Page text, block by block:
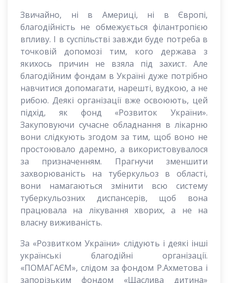
Звичайно, ні в Америці, ні в Європі,
благодійність не обмежується філантропією
впливу. І в суспільстві завжди буде потреба в
точковій допомозі тим, кого держава з
якихось причин не взяла під захист. Але
благодійним фондам в Україні дуже потрібно
навчитися допомагати, нарешті, вудкою, а не
рибою. Деякі організації вже освоюють, цей
підхід, як фонд «Розвиток України».
Закуповуючи сучасне обладнання в лікарню
вони слідкують згодом за тим, щоб воно не
простоювало даремно, а використовувалося
за призначенням. Прагнучи зменшити
захворюваність на туберкульоз в області,
вони намагаються змінити всю систему
туберкульозних диспансерів, щоб вона
працювала на лікування хворих, а не на
власну виживаність.
За «Розвитком України» слідують і деякі інші
українські благодійні організації.
«ПОМАГАЄМ», слідом за фондом Р.Ахметова і
запорізьким фондом «Щаслива дитина»